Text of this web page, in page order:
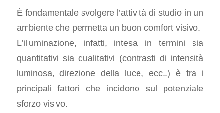
È fondamentale svolgere l’attività di studio in un
ambiente che permetta un buon comfort visivo.
L’illuminazione, infatti, intesa in termini sia
quantitativi sia qualitativi (contrasti di intensità
luminosa, direzione della luce, ecc..) è tra i
principali fattori che incidono sul potenziale
sforzo visivo.